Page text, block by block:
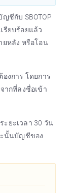
ชีกับ SBOTOP
รียบร้อยแล้ว
หลัง หรือโอน
งการ โดยการ
ากที่ลงชื่อเข้า
ยะเวลา 30 วัน
ะนั้นบัญชีของ